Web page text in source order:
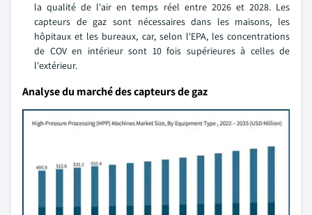
la qualité de l'air en temps réel entre 2026 et 2028. Les
capteurs de gaz sont nécessaires dans les maisons, les
hôpitaux et les bureaux, car, selon l'EPA, les concentrations
de COV en intérieur sont 10 fois supérieures à celles de
l'extérieur.
Analyse du marché des capteurs de gaz